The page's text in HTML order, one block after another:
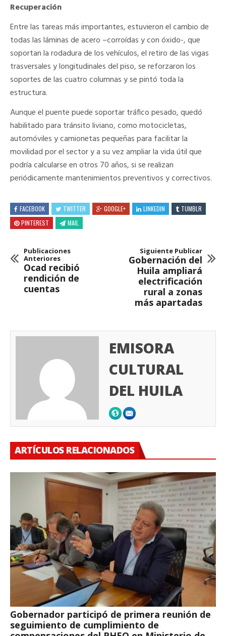
Recuperación
Entre las tareas más importantes, estuvieron el cambio de
todas las láminas de acero –corroídas y con óxido-, que
soportan la rodadura de los vehículos, el retiro de las vigas
trasversales y longitudinales del piso, se reforzaron los
soportes de las cuatro columnas y se pintó toda la
estructura.
Aunque el puente puede soportar tráfico pesado, quedó
habilitado para tránsito liviano, como motocicletas,
automóviles y camionetas pequeñas para facilitar la
movilidad por el sector y a su vez ampliar la vida útil que
podría calcularse en otros 70 años, si se realizan
periódicamente mantenimientos preventivos y correctivos.
FACEBOOK TWITTER GOOGLE+ LINKEDIN
TUMBLR
PINTEREST
MAIL
Publicaciones
Anteriores
Ocad recibió
rendición de
cuentas
Siguiente Publicar
Gobernación del
Huila ampliará
electrificación
rural a zonas
más apartadas
EMISORA
CULTURAL
DEL HUILA
ARTÍCULOS RELACIONADOS
Gobernador participó de primera reunión de
seguimiento de cumplimiento de